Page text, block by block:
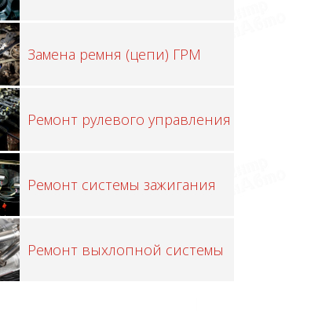
Замена ремня (цепи) ГРМ
Ремонт рулевого управления
Ремонт системы зажигания
Ремонт выхлопной системы